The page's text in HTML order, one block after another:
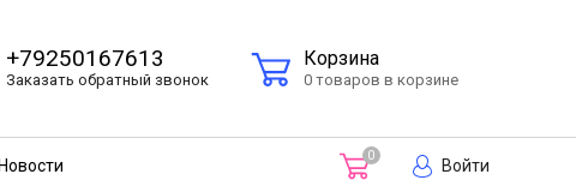
+79250167613
Заказать обратный звонок
Корзина
0 товаров в корзине
Новости
0 Войти